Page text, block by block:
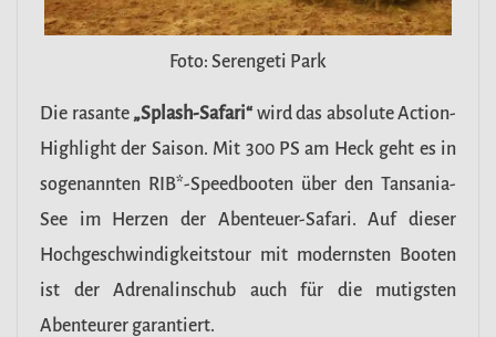
Foto: Serengeti Park
Die rasante „Splash-Safari“ wird das absolute Action-
Highlight der Saison. Mit 300 PS am Heck geht es in
sogenannten RIB*-Speedbooten über den Tansania-
See im Herzen der Abenteuer-Safari. Auf dieser
Hochgeschwindigkeitstour mit modernsten Booten
ist der Adrenalinschub auch für die mutigsten
Abenteurer garantiert.